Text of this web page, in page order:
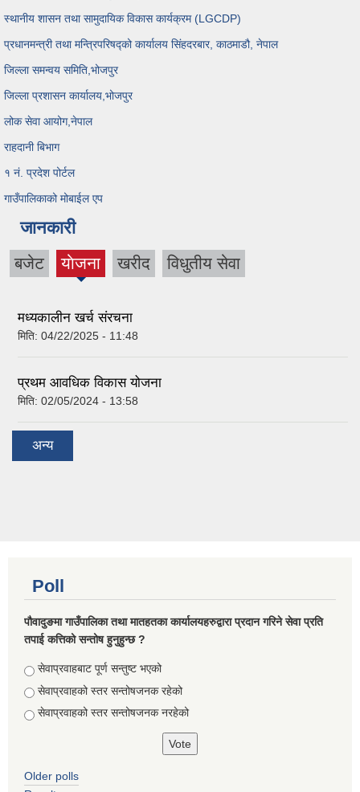
स्थानीय शासन तथा सामुदायिक विकास कार्यक्रम (LGCDP)
प्रधानमन्त्री तथा मन्त्रिपरिषद्को कार्यालय सिंहदरबार, काठमाडौ, नेपाल
जिल्ला समन्वय समिति,भोजपुर
जिल्ला प्रशासन कार्यालय,भोजपुर
लोक सेवा आयोग,नेपाल
राहदानी बिभाग
१ नं. प्रदेश पोर्टल
गाउँपालिकाको मोबाईल एप
जानकारी
बजेट याेजना
(active
खरीद विधुतीय सेवा
मध्यकालीन खर्च संरचना
मिति: 04/22/2025 - 11:48
प्रथम आवधिक विकास योजना
मिति: 02/05/2024 - 13:58
अन्य
Poll
पौवादुङमा गाउँपालिका तथा मातहतका कार्यालयहरुद्वारा प्रदान गरिने सेवा प्रति
तपाई कत्तिको सन्तोष हुनुहुन्छ ?
Choices
सेवाप्रवाहबाट पूर्ण सन्तुष्ट भएको
सेवाप्रवाहको स्तर सन्तोषजनक रहेको
सेवाप्रवाहको स्तर सन्तोषजनक नरहेको
Older polls